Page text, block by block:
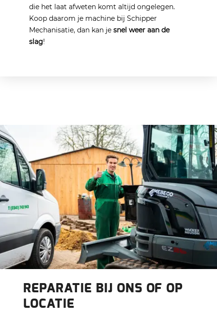
die het laat afweten komt altijd ongelegen.
Koop daarom je machine bij Schipper
Mechanisatie, dan kan je snel weer aan de
slag!
REPARATIE BIJ ONS OF OP
LOCATIE